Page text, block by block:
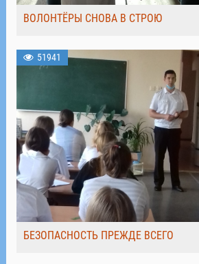
ВОЛОНТЁРЫ СНОВА В СТРОЮ
51941
БЕЗОПАСНОСТЬ ПРЕЖДЕ ВСЕГО